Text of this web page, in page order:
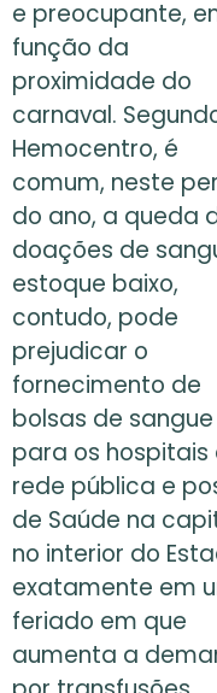
e preocupante,
função da
proximidade do
carnaval.
Hemocentro, é
comum, neste
do ano, a queda
doações de
estoque baixo,
contudo, pode
prejudicar o
fornecimento de
bolsas de sangue
para os hospitais
rede pública e
de Saúde na
no interior do
exatamente em
feriado em que
aumenta a